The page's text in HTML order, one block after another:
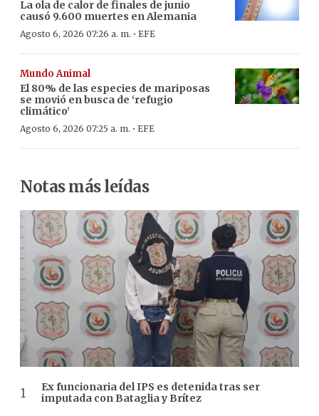
La ola de calor de finales de junio
causó 9.600 muertes en Alemania
Agosto 6, 2026 07:26 a. m. · EFE
Mundo Animal
El 80% de las especies de mariposas
se movió en busca de ‘refugio
climático’
Agosto 6, 2026 07:25 a. m. · EFE
Notas más leídas
Ex funcionaria del IPS es detenida tras ser
imputada con Bataglia y Brítez